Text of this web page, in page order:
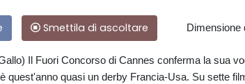
Smettila di ascoltare Dimensione
Il Fuori Concorso di Cannes conferma la sua
quest'anno quasi un derby Francia-Usa. Su sette